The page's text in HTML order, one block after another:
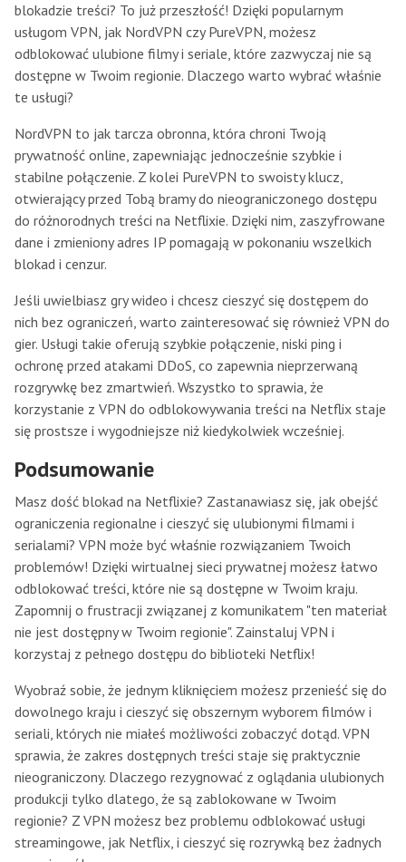
blokadzie treści? To już przeszłość! Dzięki popularnym
usługom VPN, jak NordVPN czy PureVPN, możesz
odblokować ulubione filmy i seriale, które zazwyczaj nie są
dostępne w Twoim regionie. Dlaczego warto wybrać właśnie
te usługi?
NordVPN to jak tarcza obronna, która chroni Twoją
prywatność online, zapewniając jednocześnie szybkie i
stabilne połączenie. Z kolei PureVPN to swoisty klucz,
otwierający przed Tobą bramy do nieograniczonego dostępu
do różnorodnych treści na Netflixie. Dzięki nim, zaszyfrowane
dane i zmieniony adres IP pomagają w pokonaniu wszelkich
blokad i cenzur.
Jeśli uwielbiasz gry wideo i chcesz cieszyć się dostępem do
nich bez ograniczeń, warto zainteresować się również VPN do
gier. Usługi takie oferują szybkie połączenie, niski ping i
ochronę przed atakami DDoS, co zapewnia nieprzerwaną
rozgrywkę bez zmartwień. Wszystko to sprawia, że
korzystanie z VPN do odblokowywania treści na Netflix staje
się prostsze i wygodniejsze niż kiedykolwiek wcześniej.
Podsumowanie
Masz dość blokad na Netflixie? Zastanawiasz się, jak obejść
ograniczenia regionalne i cieszyć się ulubionymi filmami i
serialami? VPN może być właśnie rozwiązaniem Twoich
problemów! Dzięki wirtualnej sieci prywatnej możesz łatwo
odblokować treści, które nie są dostępne w Twoim kraju.
Zapomnij o frustracji związanej z komunikatem "ten materiał
nie jest dostępny w Twoim regionie". Zainstaluj VPN i
korzystaj z pełnego dostępu do biblioteki Netflix!
Wyobraź sobie, że jednym kliknięciem możesz przenieść się do
dowolnego kraju i cieszyć się obszernym wyborem filmów i
seriali, których nie miałeś możliwości zobaczyć dotąd. VPN
sprawia, że zakres dostępnych treści staje się praktycznie
nieograniczony. Dlaczego rezygnować z oglądania ulubionych
produkcji tylko dlatego, że są zablokowane w Twoim
regionie? Z VPN możesz bez problemu odblokować usługi
streamingowe, jak Netflix, i cieszyć się rozrywką bez żadnych